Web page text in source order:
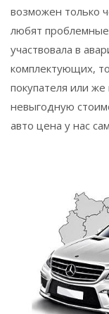
возможен только
любят
участвовала в
комплектующих,
покупателя или же
невыгодную
авто цена у нас